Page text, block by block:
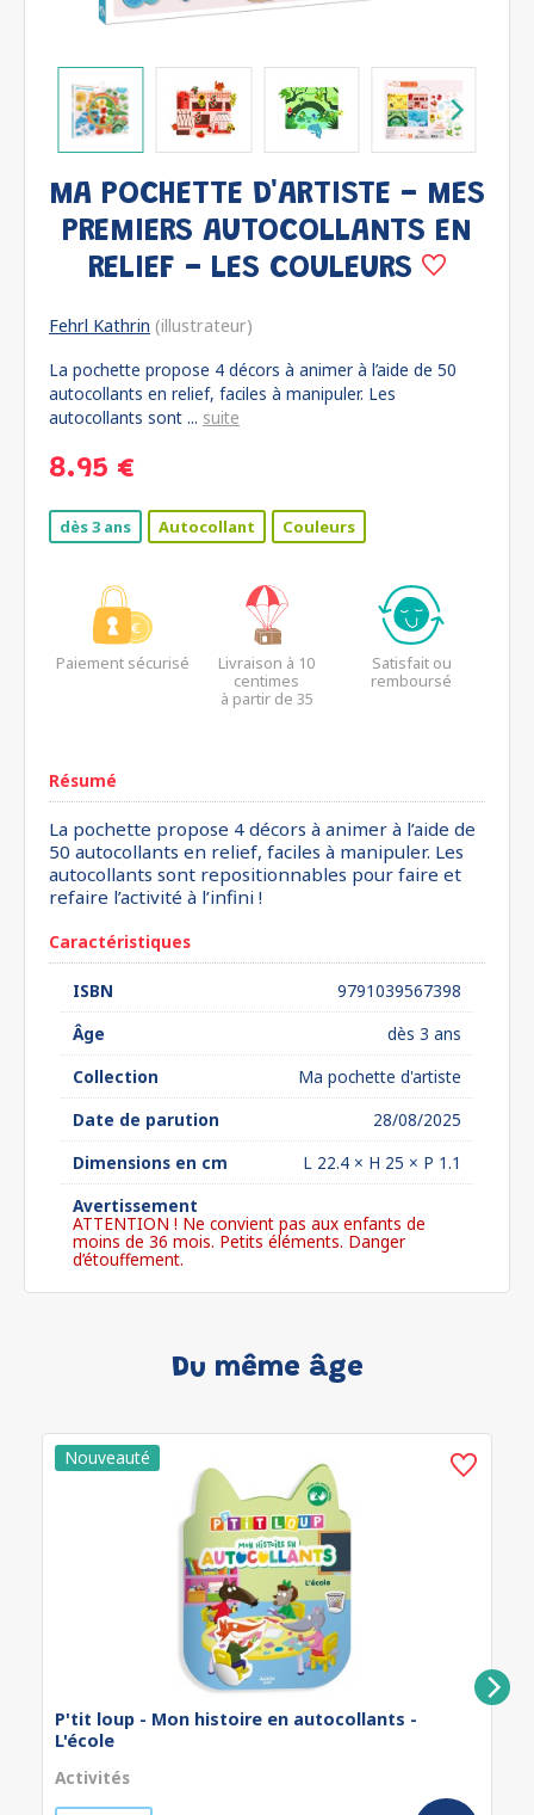
MA POCHETTE D'ARTISTE - MES
PREMIERS AUTOCOLLANTS EN
RELIEF - LES COULEURS
Fehrl Kathrin (illustrateur)
La pochette propose 4 décors à animer à l’aide de 50
autocollants en relief, faciles à manipuler. Les
autocollants sont ... suite
8.95 €
dès 3 ans Autocollant Couleurs
Paiement sécurisé
Livraison à 10
centimes
à partir de 35
Satisfait ou
remboursé
Résumé
La pochette propose 4 décors à animer à l’aide de
50 autocollants en relief, faciles à manipuler. Les
autocollants sont repositionnables pour faire et
refaire l’activité à l’infini !
Caractéristiques
ISBN
9791039567398
Âge
dès 3 ans
Collection
Ma pochette d'artiste
Date de parution
28/08/2025
Dimensions en cm
L 22.4 × H 25 × P 1.1
Avertissement
ATTENTION ! Ne convient pas aux enfants de
moins de 36 mois. Petits éléments. Danger
d’étouffement.
Du même âge
P'tit loup - Mon histoire en autocollants -
L'école
Activités